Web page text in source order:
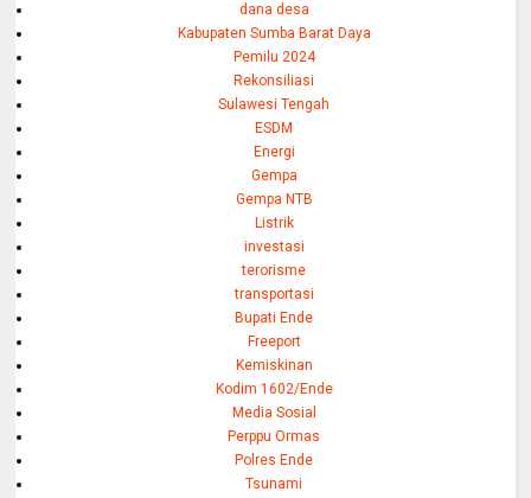
dana desa
Kabupaten Sumba Barat Daya
Pemilu 2024
Rekonsiliasi
Sulawesi Tengah
ESDM
Energi
Gempa
Gempa NTB
Listrik
investasi
terorisme
transportasi
Bupati Ende
Freeport
Kemiskinan
Kodim 1602/Ende
Media Sosial
Perppu Ormas
Polres Ende
Tsunami